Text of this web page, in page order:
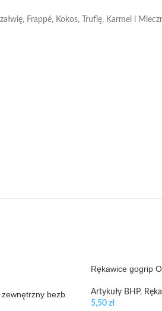
Frappé, Kokos, Truflę, Karmel i
bezb.
Rękawice gogrip
Artykuły BHP,
5,50 zł